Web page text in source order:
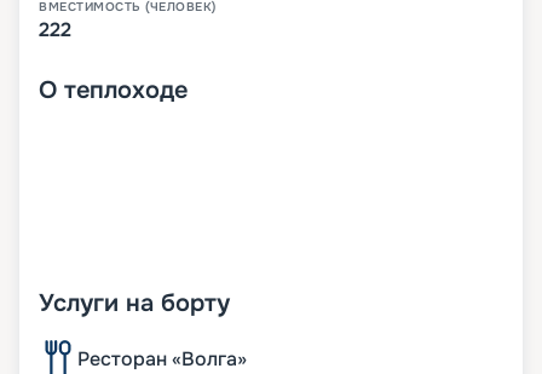
ВМЕСТИМОСТЬ (ЧЕЛОВЕК)
222
О теплоходе
Услуги на борту
Ресторан «Волга»